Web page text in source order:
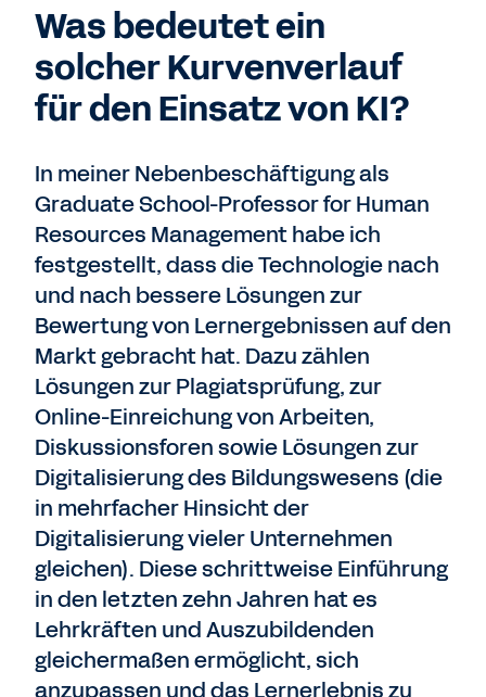
Was bedeutet ein
solcher Kurvenverlauf
für den Einsatz von KI?
In meiner Nebenbeschäftigung als
Graduate School-Professor for Human
Resources Management habe ich
festgestellt, dass die Technologie nach
und nach bessere Lösungen zur
Bewertung von Lernergebnissen auf den
Markt gebracht hat. Dazu zählen
Lösungen zur Plagiatsprüfung, zur
Online-Einreichung von Arbeiten,
Diskussionsforen sowie Lösungen zur
Digitalisierung des Bildungswesens (die
in mehrfacher Hinsicht der
Digitalisierung vieler Unternehmen
gleichen). Diese schrittweise Einführung
in den letzten zehn Jahren hat es
Lehrkräften und Auszubildenden
gleichermaßen ermöglicht, sich